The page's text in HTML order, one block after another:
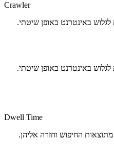
Crawler
באינטרנט באופן שיטתי.
באינטרנט באופן שיטתי.
Dwell Time
החיפוש וחזרה אליהן.